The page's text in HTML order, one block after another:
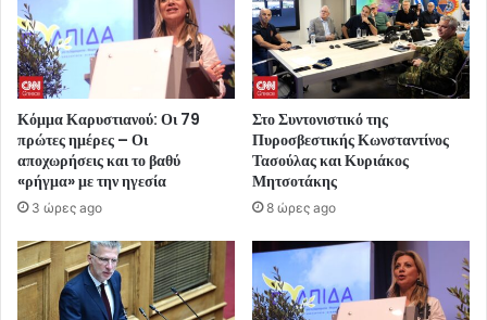
Κόμμα Καρυστιανού: Οι 79
πρώτες ημέρες – Οι
αποχωρήσεις και το βαθύ
«ρήγμα» με την ηγεσία
3 ώρες ago
Στο Συντονιστικό της
Πυροσβεστικής Κωνσταντίνος
Τασούλας και Κυριάκος
Μητσοτάκης
8 ώρες ago